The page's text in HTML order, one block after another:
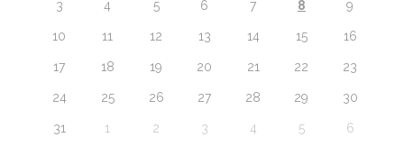
3 4 5 6 7 8 9
10 11 12 13 14 15 16
17 18 19 20 21 22 23
24 25 26 27 28 29 30
31 1 2 3 4 5 6